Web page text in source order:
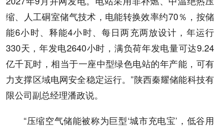
缩、人工硐室储气技术，电能转换效率约70％，按储
能6小时、释能4小时、每日两充两放设计，年运行
330天，年发电2640小时，满负荷年发电量可达9.24
亿千瓦时，相当于一座中型绿色电站的年产能，可有
力支撑区域电网安全稳定运行。”陕西秦耀储能科技有
限公司副总经理潘政说。
“压缩空气储能被称为巨型‘城市充电宝’，低谷用